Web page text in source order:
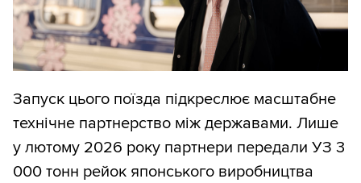
Запуск цього поїзда підкреслює масштабне
технічне партнерство між державами. Лише
у лютому 2026 року партнери передали УЗ 3
000 тонн рейок японського виробництва